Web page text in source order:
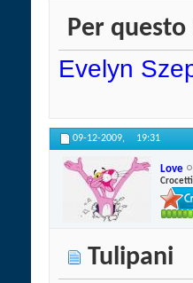
Per
Evelyn
09-12-2009, 19:31
Love
Tulipani